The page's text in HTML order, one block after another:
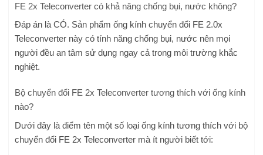
FE 2x Teleconverter có khả năng chống bụi, nước không?
Đáp án là CÓ. Sản phẩm ống kính chuyển đổi FE 2.0x
Teleconverter này có tính năng chống bụi, nước nên mọi
người đều an tâm sử dụng ngay cả trong môi trường khắc
nghiệt.
Bộ chuyển đổi FE 2x Teleconverter tương thích với ống kính
nào?
Dưới đây là điểm tên một số loại ống kính tương thích với bộ
chuyển đổi FE 2x Teleconverter mà ít người biết tới: